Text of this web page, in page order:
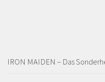
IRON MAIDEN – Das